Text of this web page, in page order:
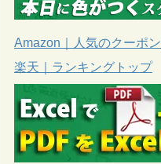
Amazon｜人気のクーポン
楽天｜ランキングトップ